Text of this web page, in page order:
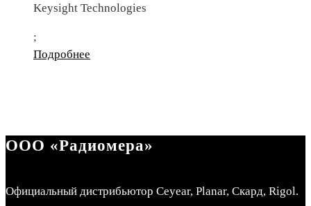
Keysight Technologies
;
Подробнее
ООО «Радиомера»
Официальный дистрибьютор Ceyear, Planar, Скард, Rigol.